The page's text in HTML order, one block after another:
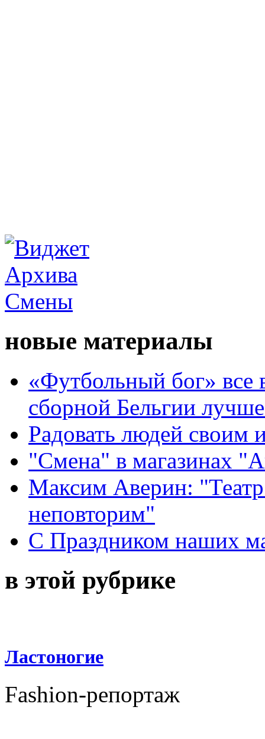
новые материалы
«Футбольный бог» все
сборной Бельгии
Радовать людей своим
"Смена" в магазинах
Максим Аверин:
неповторим"
С Праздником наших
в этой рубрике
Ластоногие
Fashion-репортаж